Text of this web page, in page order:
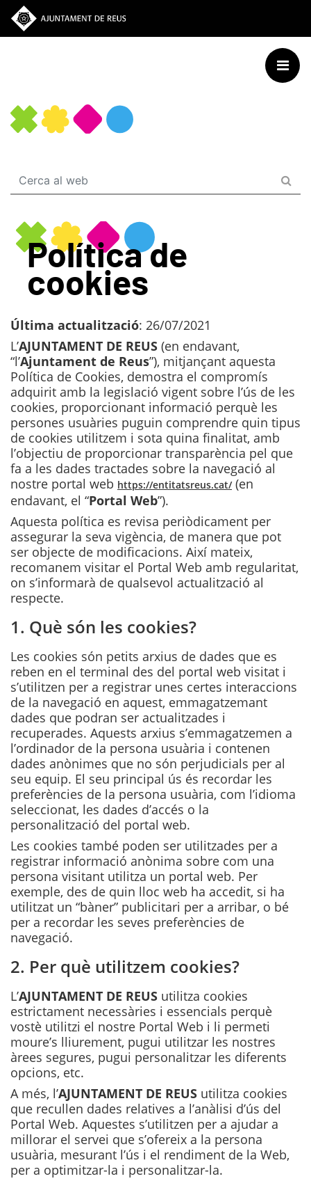
Vés
Política de
cookies
Última actualització: 26/07/2021
L’AJUNTAMENT DE REUS (en endavant,
“l’Ajuntament de Reus”), mitjançant aquesta
Política de Cookies, demostra el compromís
adquirit amb la legislació vigent sobre l’ús de les
cookies, proporcionant informació perquè les
persones usuàries puguin comprendre quin tipus
de cookies utilitzem i sota quina finalitat, amb
l’objectiu de proporcionar transparència pel que
fa a les dades tractades sobre la navegació al
nostre portal web https://entitatsreus.cat/(en
endavant, el “Portal Web”).
Aquesta política es revisa periòdicament per
assegurar la seva vigència, de manera que pot
ser objecte de modificacions. Així mateix,
recomanem visitar el Portal Web amb regularitat,
on s’informarà de qualsevol actualització al
respecte.
1. Què són les cookies?
Les cookies són petits arxius de dades que es
reben en el terminal des del portal web visitat i
s’utilitzen per a registrar unes certes interaccions
de la navegació en aquest, emmagatzemant
dades que podran ser actualitzades i
recuperades. Aquests arxius s’emmagatzemen a
l’ordinador de la persona usuària i contenen
dades anònimes que no són perjudicials per al
seu equip. El seu principal ús és recordar les
preferències de la persona usuària, com l’idioma
seleccionat, les dades d’accés o la
personalització del portal web.
Les cookies també poden ser utilitzades per a
registrar informació anònima sobre com una
persona visitant utilitza un portal web. Per
exemple, des de quin lloc web ha accedit, si ha
utilitzat un “bàner” publicitari per a arribar, o bé
per a recordar les seves preferències de
navegació.
2. Per què utilitzem cookies?
L’AJUNTAMENT DE REUS utilitza cookies
estrictament necessàries i essencials perquè
vostè utilitzi el nostre Portal Web i li permeti
moure’s lliurement, pugui utilitzar les nostres
àrees segures, pugui personalitzar les diferents
opcions, etc.
A més, l’AJUNTAMENT DE REUS utilitza cookies
que recullen dades relatives a l’anàlisi d’ús del
Portal Web. Aquestes s’utilitzen per a ajudar a
millorar el servei que s’ofereix a la persona
usuària, mesurant l’ús i el rendiment de la Web,
per a optimitzar-la i personalitzar-la.